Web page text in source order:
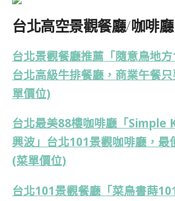
台北高空景觀餐廳/咖啡廳
台北景觀餐廳推薦「隨意鳥地方
台北高級牛排餐廳，商業午餐
單價位)
台北最美88樓咖啡廳「Simple
興波」台北101景觀咖啡廳，最
(菜單價位)
台北101景觀餐廳「菜鳥書蒔